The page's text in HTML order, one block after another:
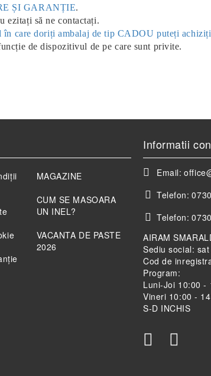
ȘI GARANȚIE.
ezitați să ne contactați.
care doriți ambalaj de tip CADOU puteți
de dispozitivul de pe care sunt privite.
MAGAZINE
CUM SE MASOARA
UN INEL?
VACANTA DE PASTE
2026
Informatii
Email:
Telefon:
Telefon:
AIRAM
Sediu social:
Cod de
Program:
Luni-Joi 10:00 -
Vineri 10:00 -
S-D INCHIS